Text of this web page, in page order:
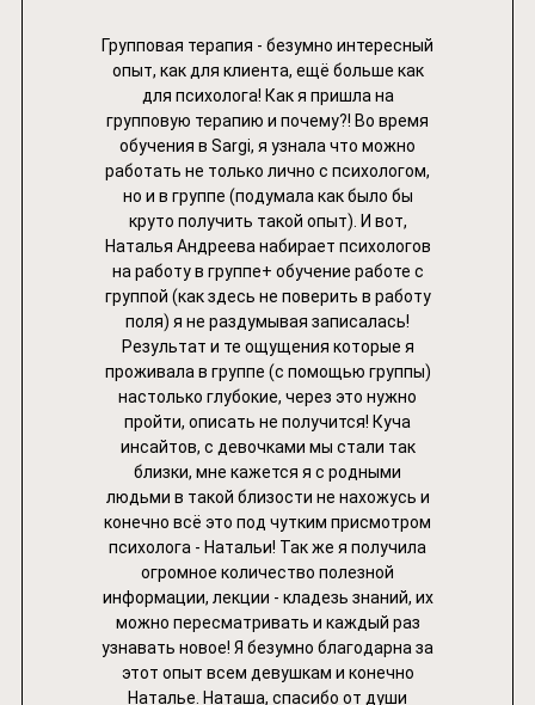
Групповая терапия - безумно интересный
опыт, как для клиента, ещё больше как
для психолога! Как я пришла на
групповую терапию и почему?! Во время
обучения в Sargi, я узнала что можно
работать не только лично с психологом,
но и в группе (подумала как было бы
круто получить такой опыт). И вот,
Наталья Андреева набирает психологов
на работу в группе+ обучение работе с
группой (как здесь не поверить в работу
поля) я не раздумывая записалась!
Результат и те ощущения которые я
проживала в группе (с помощью группы)
настолько глубокие, через это нужно
пройти, описать не получится! Куча
инсайтов, с девочками мы стали так
близки, мне кажется я с родными
людьми в такой близости не нахожусь и
конечно всё это под чутким присмотром
психолога - Натальи! Так же я получила
огромное количество полезной
информации, лекции - кладезь знаний, их
можно пересматривать и каждый раз
узнавать новое! Я безумно благодарна за
этот опыт всем девушкам и конечно
Наталье. Наташа, спасибо от души
Центр развития специалистов
Программа лояльности
Социальные проекты
SARGI SHOP
Психологи института
Профессиональное образование
Повышение квалификации
Практикующий психолог-консультант
Практикующий детский психолог